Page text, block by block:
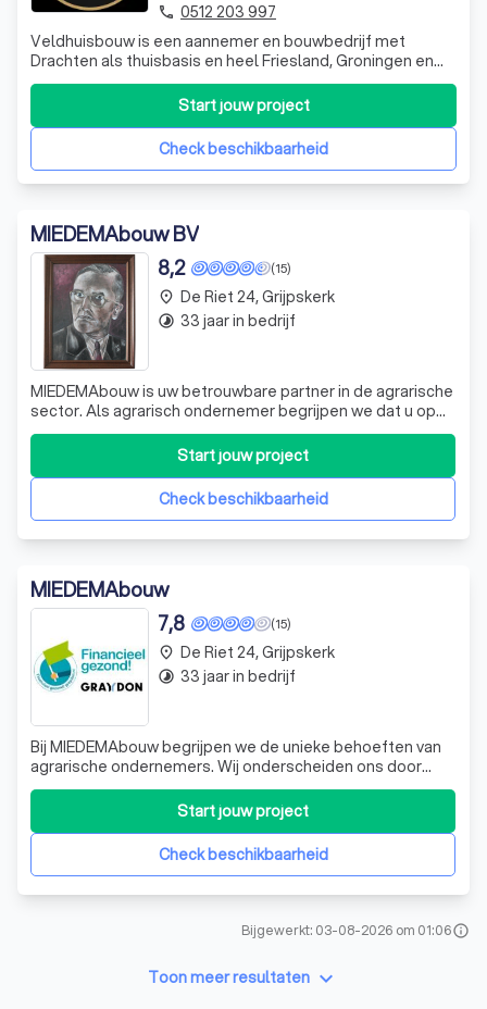
elektriciens of stukadoors. De aannemer vormt jouw vaste
aanspreekpunt en houdt je regelmatig op de hoogte van de
voortgang.
5. Oplevering
Is het project afgerond, dan volgt een laatste controle.
Samen met de aannemer loop je het resultaat na en
is, wordt het project officieel opgeleverd.
Veldhuisbouw is een aannemer en bouwbedrijf met
Drachten als thuisbasis en heel Friesland, Groningen en
Drenthe als werkgebied. Voor particulieren én bedrijven
verzorgen wij complete verbouwingen,
badkamerrenovaties, stucwerk, buitenschilderwerk,
Check beschikbaarheid
Start jouw project
phone 0512 203 997
MIEDEMAbouw BV
(15)
8,2
MIEDEMAbouw is uw betrouwbare partner in de agrarische
sector. Als agrarisch ondernemer begrijpen we dat u op
zoek bent naar kwaliteit, betrouwbaarheid en efficiëntie.
Wij onderscheiden ons door onze expertise en toewijding
aan elke opdracht die we aannemen. Onze diensten zijn
ontworpen om aan uw spCheck beschikbaarheid
Start jouw project
place De Riet 24, Grijpskerk
timelapse 33 jaar in bedrijf
MIEDEMAbouw
(15)
7,8
Bij MIEDEMAbouw begrijpen we de unieke behoeften van
agrarische ondernemers. Wij onderscheiden ons door
onze diepgaande kennis en ervaring in de agrarische
sector. Ons team van experts staat klaar om u te
ondersteunen bij al uw bouwprojecten, van innovatieve
stallen tot duurzame schuren. Wij geloven
Check beschikbaarheid
Start jouw project
place De Riet 24, Grijpskerk
timelapse 33 jaar in bedrijf
Bijgewerkt: 03-08-2026 om 01:06info
Toon meer resultaten keyboard_arrow_down